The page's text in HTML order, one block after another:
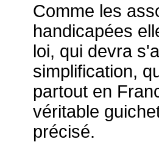
Comme les
handicapées
loi, qui devra
simplification,
partout en
véritable
précisé.